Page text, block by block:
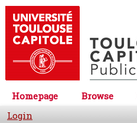
Homepage Browse
Login